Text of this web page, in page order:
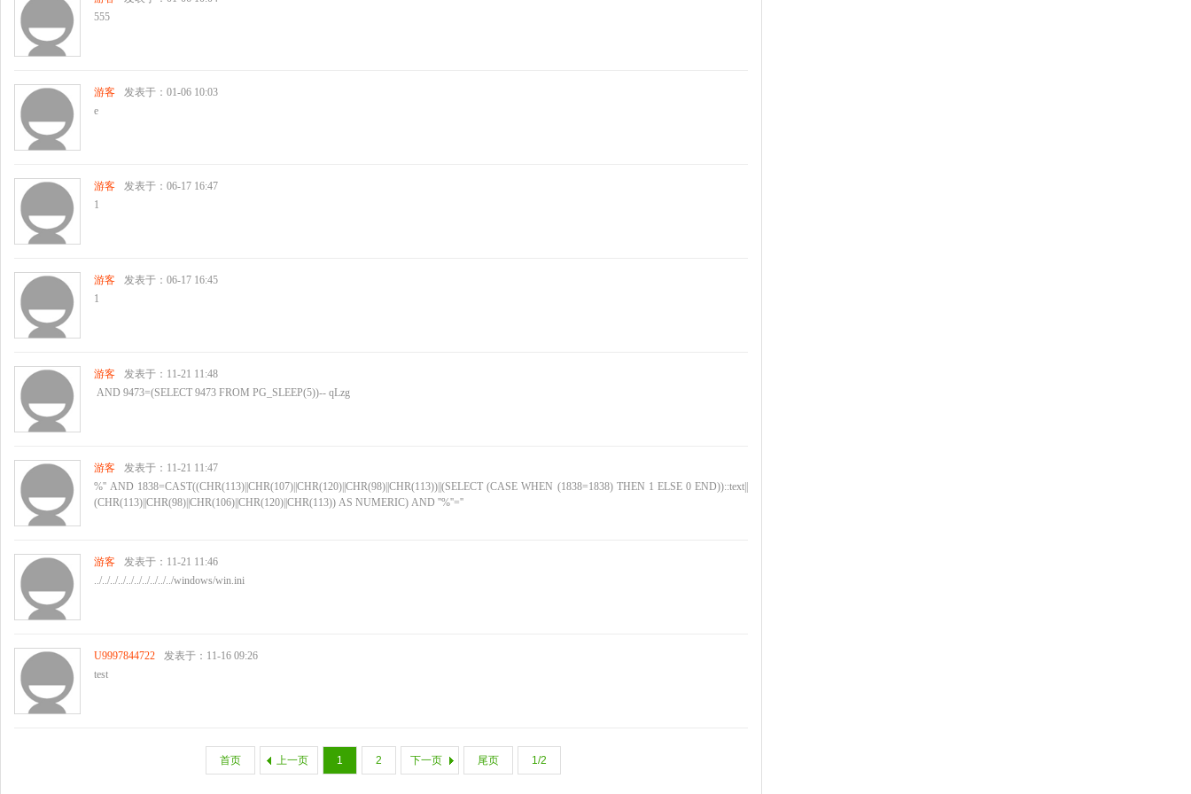
555
游客
发表于：01-06 10:03
e
游客
发表于：06-17 16:47
1
游客
发表于：06-17 16:45
1
游客
发表于：11-21 11:48
AND 9473=(SELECT 9473 FROM PG_SLEEP(5))-- qLzg
游客
发表于：11-21 11:47
%'' AND 1838=CAST((CHR(113)||CHR(107)||CHR(120)||CHR(98)||CHR(113))||(SELECT (CASE WHEN (1838=1838) THEN 1 ELSE 0 END))::text||
(CHR(113)||CHR(98)||CHR(106)||CHR(120)||CHR(113)) AS NUMERIC) AND ''%''=''
游客
发表于：11-21 11:46
../../../../../../../../../../windows/win.ini
U9997844722
发表于：11-16 09:26
test
首页 上一页 1 2 下一页 尾页 1/2